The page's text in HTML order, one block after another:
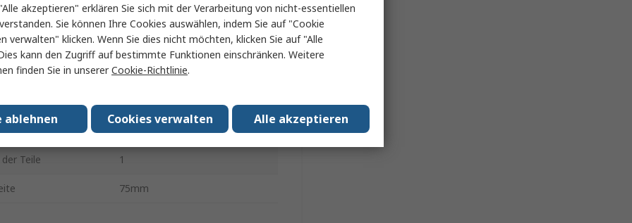
Tajima Electronics
Typ Schaber
Schaber
Edelstahl
Ergonomisch
Teile 1
75mm
akzeptieren" erklären Sie sich mit der Verarbeitung von nicht-essentiellen
Sie können Ihre Cookies auswählen, indem Sie auf "Cookie
verwalten" klicken. Wenn Sie dies nicht möchten, klicken Sie auf "Alle
kann den Zugriff auf bestimmte Funktionen einschränken. Weitere
finden Sie in unsererCookie-Richtlinie.
Alle akzeptieren
Cookies verwalten
ablehnen